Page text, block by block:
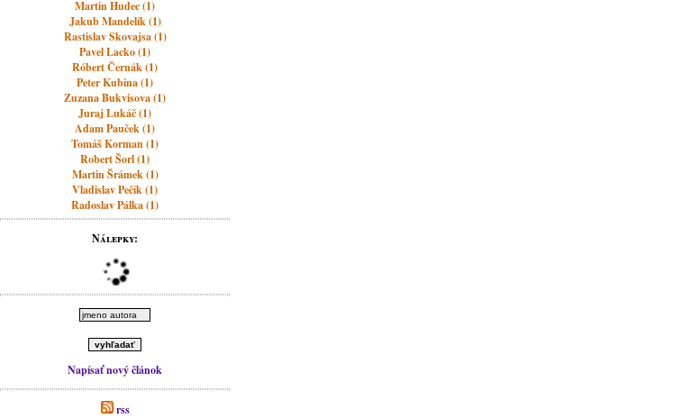
Martin Hudec (1)
Jakub Mandelík (1)
Rastislav Skovajsa (1)
Pavel Lacko (1)
Róbert Černák (1)
Peter Kubina (1)
Zuzana Bukvisova (1)
Juraj Lukáč (1)
Adam Pauček (1)
Tomáš Korman (1)
Robert Šorl (1)
Martin Šrámek (1)
Vladislav Pečík (1)
Radoslav Pálka (1)
Nálepky:
Napísať nový článok
rss